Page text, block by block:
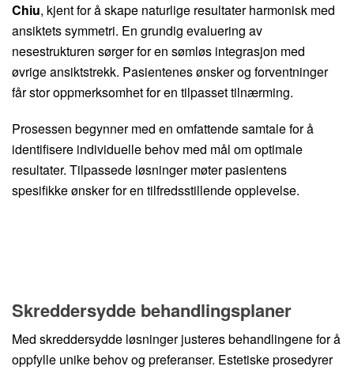
Chiu, kjent for å skape naturlige resultater harmonisk med
ansiktets symmetri. En grundig evaluering av
nesestrukturen sørger for en sømløs integrasjon med
øvrige ansiktstrekk. Pasientenes ønsker og forventninger
får stor oppmerksomhet for en tilpasset tilnærming.
Prosessen begynner med en omfattende samtale for å
identifisere individuelle behov med mål om optimale
resultater. Tilpassede løsninger møter pasientens
spesifikke ønsker for en tilfredsstillende opplevelse.
Skreddersydde behandlingsplaner
Med skreddersydde løsninger justeres behandlingene for å
oppfylle unike behov og preferanser. Estetiske prosedyrer